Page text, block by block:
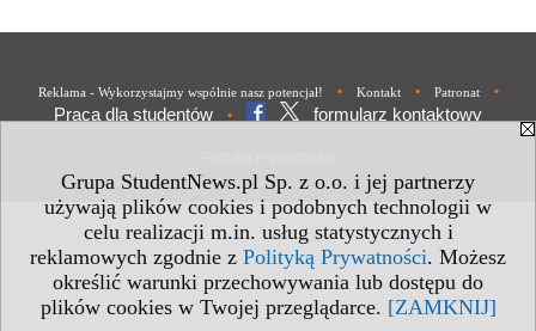
Grupa StudentNews.pl Sp. z o.o. i jej partnerzy
używają plików cookies i podobnych technologii w
celu realizacji m.in. usług statystycznych i
reklamowych zgodnie z Polityką Prywatności. Możesz
określić warunki przechowywania lub dostępu do
plików cookies w Twojej przeglądarce. [ZAMKNIJ]
Reklama - Wykorzystajmy wspólnie nasz potencjał! • Kontakt • Patronat •
Praca dla studentów • formularz kontaktowy